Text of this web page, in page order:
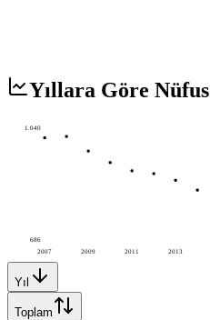
Yıllara Göre Nüfus
2007 2009 2011 2013
1.040
686
Yıl
Toplam